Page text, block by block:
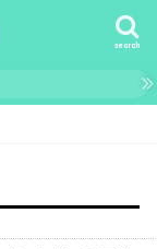
search